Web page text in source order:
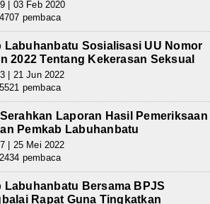
| 03 Feb 2020
pembaca
Labuhanbatu Sosialisasi UU Nomor
2022 Tentang Kekerasan Seksual
| 21 Jun 2022
pembaca
Laporan Hasil Pemeriksaan
Pemkab Labuhanbatu
| 25 Mei 2022
pembaca
Labuhanbatu Bersama BPJS
Rapat Guna Tingkatkan